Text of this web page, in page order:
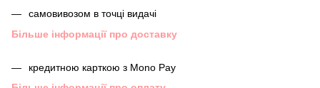
самовивозом в точці видачі
Більше інформації про доставку
кредитною карткою з Mono Pay